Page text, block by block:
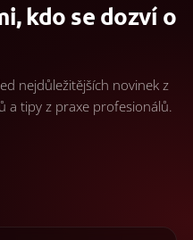
kdo se dozví o
nejdůležitějších novinek z
a tipy z praxe profesionálů.